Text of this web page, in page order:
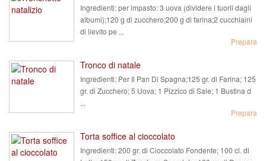
Ingredienti:per impasto: 3 uova (dividere i tuorli dagli
albumi);120 g di zucchero;200 g di farina;2 cucchiaini
di lievito pe ...
Prepara
Tronco di natale
Ingredienti: Per Il Pan Di Spagna;125 gr. di Farina; 125
gr. di Zucchero; 5 Uova; 1 Pizzico di Sale; 1 Bustina d
...
Prepara
Torta soffice al cioccolato
Ingredienti:200 gr. di Cioccolato Fondente; 100 cl. di